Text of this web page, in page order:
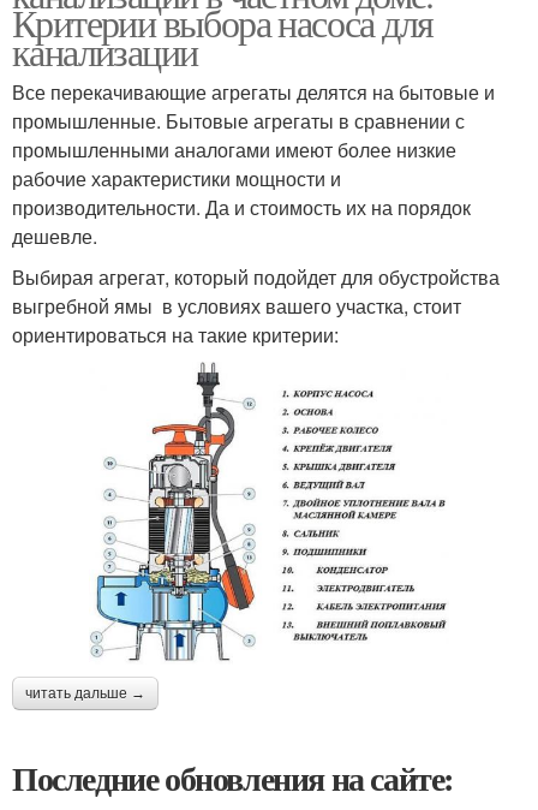
Критерии выбора насоса для
канализации
Все перекачивающие агрегаты делятся на бытовые и
промышленные. Бытовые агрегаты в сравнении с
промышленными аналогами имеют более низкие
рабочие характеристики мощности и
производительности. Да и стоимость их на порядок
дешевле.
Выбирая агрегат, который подойдет для обустройства
выгребной ямы в условиях вашего участка, стоит
ориентироваться на такие критерии:
читать дальше →
Последние обновления на сайте: